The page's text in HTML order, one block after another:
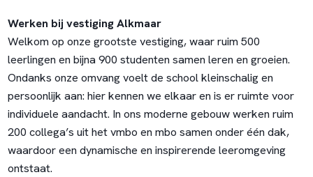
Werken bij vestiging Alkmaar
Welkom op onze grootste vestiging, waar ruim 500
leerlingen en bijna 900 studenten samen leren en groeien.
Ondanks onze omvang voelt de school kleinschalig en
persoonlijk aan: hier kennen we elkaar en is er ruimte voor
individuele aandacht. In ons moderne gebouw werken ruim
200 collega’s uit het vmbo en mbo samen onder één dak,
waardoor een dynamische en inspirerende leeromgeving
ontstaat.